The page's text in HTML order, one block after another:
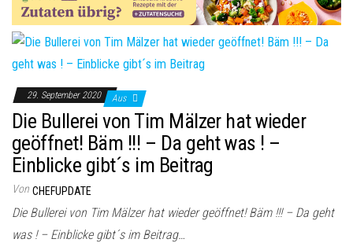
29. September 2020 Aus
Die Bullerei von Tim Mälzer hat wieder
geöffnet! Bäm !!! – Da geht was ! –
Einblicke gibt´s im Beitrag
Von CHEFUPDATE
Die Bullerei von Tim Mälzer hat wieder geöffnet! Bäm !!! – Da geht
was ! – Einblicke gibt´s im Beitrag…